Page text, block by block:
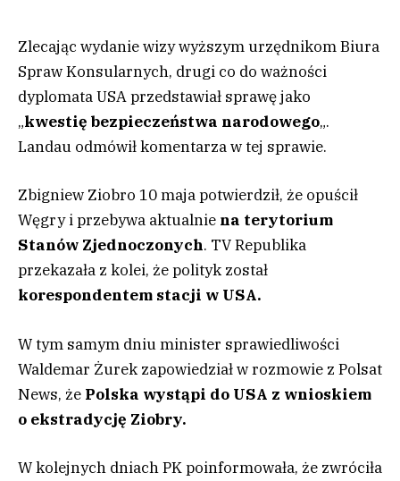
Zlecając wydanie wizy wyższym urzędnikom Biura
Spraw Konsularnych, drugi co do ważności
dyplomata USA przedstawiał sprawę jako
„kwestię bezpieczeństwa narodowego„.
Landau odmówił komentarza w tej sprawie.
Zbigniew Ziobro 10 maja potwierdził, że opuścił
Węgry i przebywa aktualnie na terytorium
Stanów Zjednoczonych. TV Republika
przekazała z kolei, że polityk został
korespondentem stacji w USA.
W tym samym dniu minister sprawiedliwości
Waldemar Żurek zapowiedział w rozmowie z Polsat
News, że Polska wystąpi do USA z wnioskiem
o ekstradycję Ziobry.
W kolejnych dniach PK poinformowała, że zwróciła